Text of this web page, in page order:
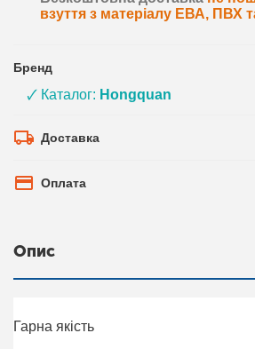
взуття з матеріалу ЕВА, ПВХ
Бренд
🗸 Каталог: Hongquan
Доставка
Оплата
Опис
Гарна якість